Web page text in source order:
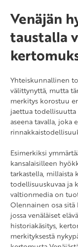
Venäjän
taustalla
Yhteiskunnallinen
välittynyttä, mutta
merkitys korostuu
jaettua
aseena tavalla, joka
Esimerkiksi
kansalaisilleen
tarkastella, millaista
todellisuuskuvaa ja
valtionmedia on
Olennainen osa
jossa venäläiset
historiakäsitys,
merkityksestä